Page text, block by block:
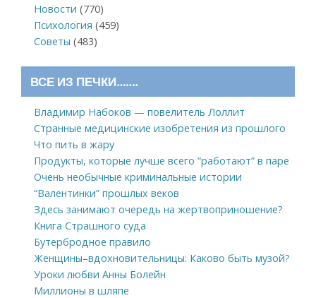
Новости (770)
Психология (459)
Советы (483)
ВСЕ ИЗ ПЕЧКИ…….
Владимир Набоков — повелитель Лоллит
Странные медицинские изобретения из прошлого
Что пить в жару
Продукты, которые лучше всего “работают” в паре
Очень необычные криминальные истории
“Валентинки” прошлых веков
Здесь занимают очередь на жертвоприношение?
Книга Страшного суда
Бутербродное правило
Женщины–вдохновительницы: Каково быть музой?
Уроки любви Анны Болейн
Миллионы в шляпе